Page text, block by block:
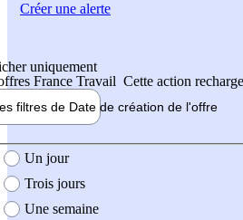
uniquement
France Travail Cette action
filtres de Date de création de l'offre
création de l'offre
Un jour
Trois jours
Une semaine
Créer une alerte